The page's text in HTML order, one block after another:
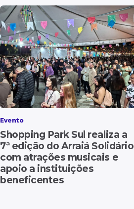
Evento
Shopping Park Sul realiza a
7ª edição do Arraiá Solidário
com atrações musicais e
apoio a instituições
beneficentes